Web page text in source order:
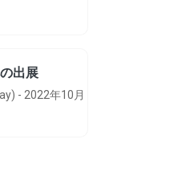
出展
- 2022年10月